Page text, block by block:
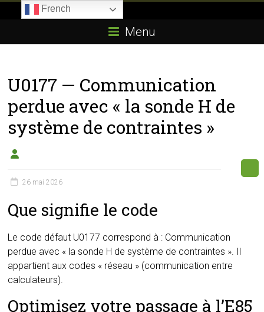
E85.com
passion
boîtier
éthanol
Menu
U0177 — Communication
perdue avec « la sonde H de
système de contraintes »
26 mai 2026
Que signifie le code
Le code défaut U0177 correspond à : Communication
perdue avec « la sonde H de système de contraintes ». Il
appartient aux codes « réseau » (communication entre
calculateurs).
Optimisez votre passage à l’E85
French